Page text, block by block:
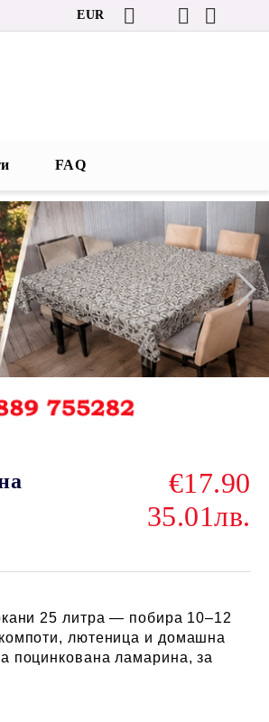
EUR
FAQ
€17.90
35.01лв.
25 литра — побира 10–12
лютеница и домашна
поцинкована ламарина, за